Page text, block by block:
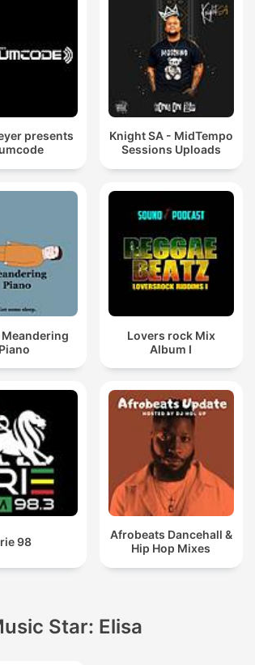
presents
Knight SA - MidTempo
Sessions Uploads
Piano
Lovers rock Mix
Album I
98
Afrobeats Dancehall &
Hip Hop Mixes
Star: Elisa